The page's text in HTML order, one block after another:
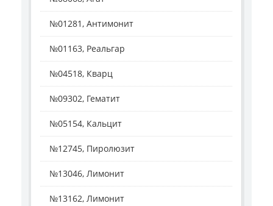
№01281, Антимонит
№01163, Реальгар
№04518, Кварц
№09302, Гематит
№05154, Кальцит
№12745, Пиролюзит
№13046, Лимонит
№13162, Лимонит